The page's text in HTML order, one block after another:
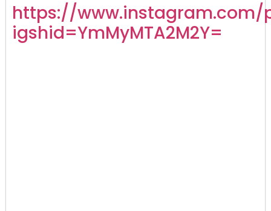
https://www.instagram.com/
igshid=YmMyMTA2M2Y=